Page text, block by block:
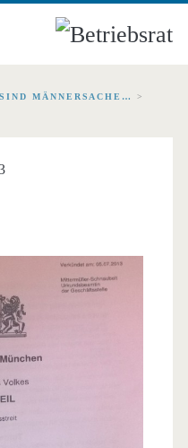
MÄNNERSACHE…
>